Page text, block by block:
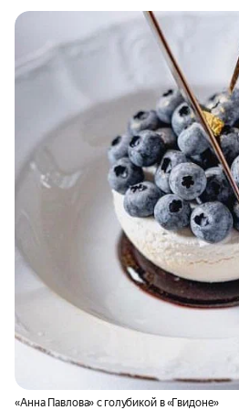
«Анна Павлова» с голубикой в «Гвидоне»